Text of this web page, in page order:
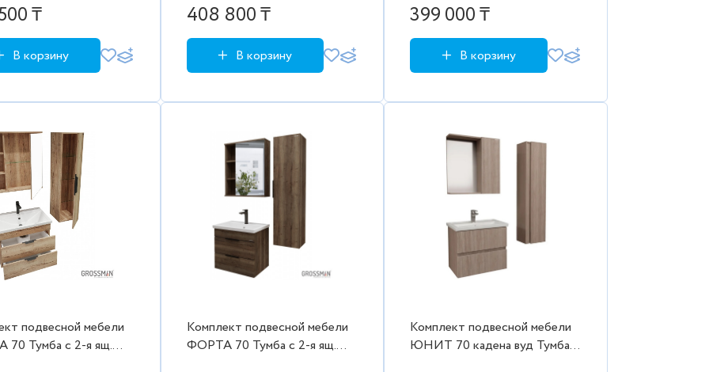
ум.Grossman,
₸
В корзину
шкаф-зеркало, пенал 300
408 800 ₸
В корзину
шкаф-зеркало, пенал 300
399 000 ₸
В корзину
подвесной мебели
Тумба с 2-я ящ.
Комплект подвесной мебели
ФОРТА 70 Тумба с 2-я ящ.
Комплект подвесной мебели
ЮНИТ 70 кадена вуд Тумба с